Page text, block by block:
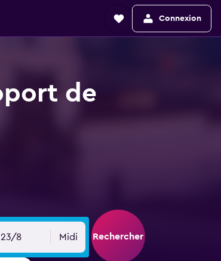
Connexion
de
8 Midi Rechercher